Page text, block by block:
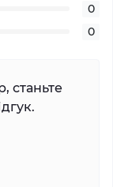
0
0
станьте